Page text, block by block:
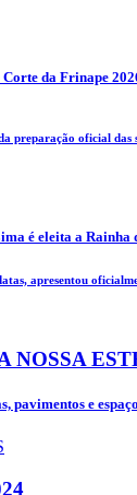
da Frinape
preparação oficial das
é eleita a Rainha
apresentou
NOSSA
pavimentos e